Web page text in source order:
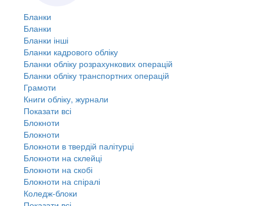
Бланки
Бланки
Бланки інші
Бланки кадрового обліку
Бланки обліку розрахункових операцій
Бланки обліку транспортних операцій
Грамоти
Книги обліку, журнали
Показати всі
Блокноти
Блокноти
Блокноти в твердій палітурці
Блокноти на склейці
Блокноти на скобі
Блокноти на спіралі
Коледж-блоки